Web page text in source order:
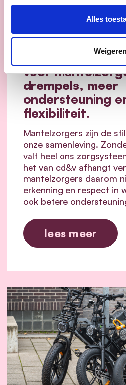
Alles
Weigeren
cd&v maakt het
voor
drempels, meer
ondersteuning
flexibiliteit.
16/06/26
Mantelzorgers zijn de
onze samenleving.
valt heel ons
het van cd&v afhangt
mantelzorgers daarom
erkenning en respect in
ook betere
lees meer